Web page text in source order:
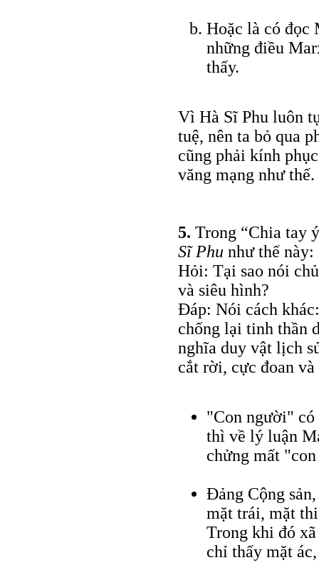
Hoặc là có đọc
những điều
thấy.
Vì Hà Sĩ Phu luôn
tuệ, nên ta bỏ qua
cũng phải kính
văng mạng như thế.
5. Trong “Chia tay
Sĩ Phu như thế này:
Hỏi: Tại sao nói
và siêu hình?
Đáp: Nói cách
chống lại tinh thần
nghĩa duy vật lịch
cắt rời, cực đoan
"Con người" có
thì về lý luận
chửng mất
Đảng Cộng
mặt trái, mặt
Trong khi đó
chỉ thấy mặt